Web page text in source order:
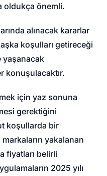
oldukça önemli.
alınacak kararlar
koşulları getireceği
yaşanacak
konuşulacaktır.
için yaz sonuna
gerektiğini
koşullarda bir
yakalanan
fiyatları belirli
2025 yılı